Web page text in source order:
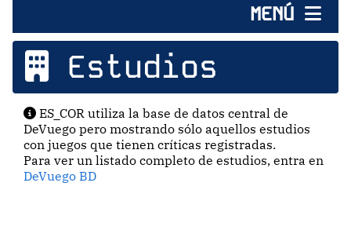
MENÚ
Estudios
ES_COR utiliza la base de datos central de
DeVuego pero mostrando sólo aquellos estudios
con juegos que tienen críticas registradas.
Para ver un listado completo de estudios, entra en
DeVuego BD